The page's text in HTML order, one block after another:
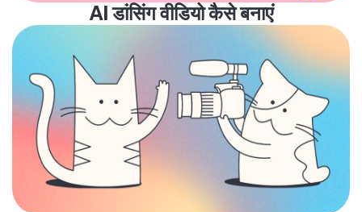
AI डांसिंग वीडियो कैसे बनाएं